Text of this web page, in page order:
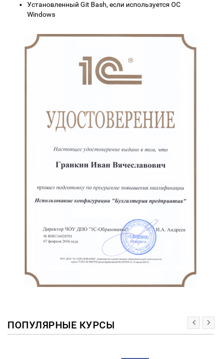
Установленный Git Bash, если используется ОС
Windows
ПОПУЛЯРНЫЕ КУРСЫ